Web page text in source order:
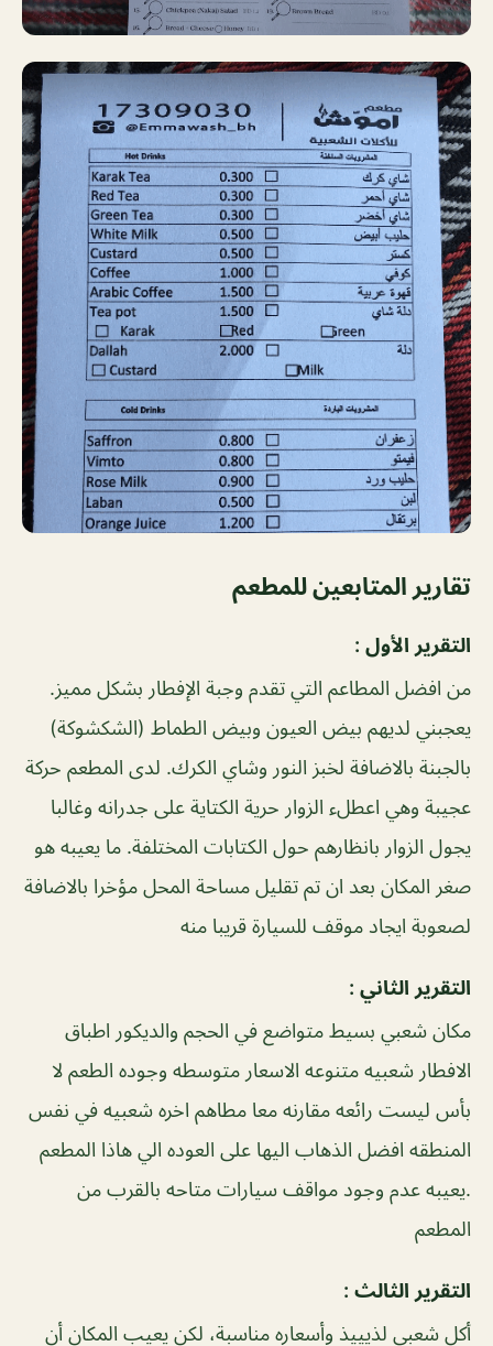
تقارير المتابعين للمطعم
التقرير الأول :
من افضل المطاعم التي تقدم وجبة الإفطار بشكل مميز.
يعجبني لديهم بيض العيون وبيض الطماط (الشكشوكة)
بالجبنة بالاضافة لخبز النور وشاي الكرك. لدى المطعم حركة
عجيبة وهي اعطلء الزوار حرية الكتاية على جدرانه وغالبا
يجول الزوار بانظارهم حول الكتابات المختلفة. ما يعيبه هو
صغر المكان بعد ان تم تقليل مساحة المحل مؤخرا بالاضافة
لصعوبة ايجاد موقف للسيارة قريبا منه
التقرير الثاني :
مكان شعبي بسيط متواضع في الحجم والديكور اطباق
الافطار شعبيه متنوعه الاسعار متوسطه وجوده الطعم لا
بأس ليست رائعه مقارنه معا مطاهم اخره شعبيه في نفس
المنطقه افضل الذهاب اليها على العوده الي هاذا المطعم
.يعيبه عدم وجود مواقف سيارات متاحه بالقرب من
المطعم
التقرير الثالث :
أكل شعبي لذيييذ وأسعاره مناسبة، لكن يعيب المكان أن